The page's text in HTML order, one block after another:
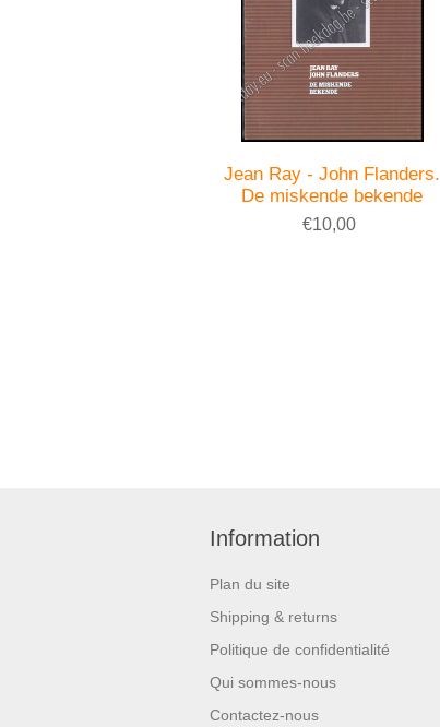
Jean Ray - John Flanders.
De miskende bekende
€10,00
Information
Plan du site
Shipping & returns
Politique de confidentialité
Qui sommes-nous
Contactez-nous